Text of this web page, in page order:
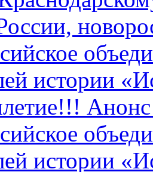
истории
истории